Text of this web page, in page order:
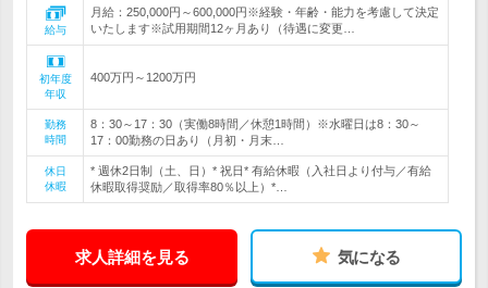
給与
月給：250,000円～600,000円※経験・年齢・能力を考慮して決定
いたします※試用期間12ヶ月あり（待遇に変更…
初年度
年収
400万円～1200万円
勤務
時間
8：30～17：30（実働8時間／休憩1時間）※水曜日は8：30～
17：00勤務の日あり（月初・月末…
休日
休暇
* 週休2日制（土、日）* 祝日* 有給休暇（入社日より付与／有給
休暇取得奨励／取得率80％以上）*…
求人詳細を見る 気になる